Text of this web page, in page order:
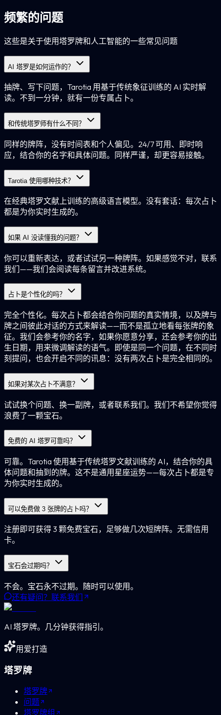
频繁的问题
这些是关于使用塔罗牌和人工智能的一些常见问题
AI 塔罗是如何运作的？
抽牌、写下问题，Tarotia 用基于传统象征训练的 AI 实时解
读。不到一分钟，就有一份专属占卜。
和传统塔罗师有什么不同？
同样的牌阵，没有时间表和个人偏见。24/7 可用、即时响
应，结合你的名字和具体问题。同样严谨，却更容易接触。
Tarotia 使用哪种技术？
在经典塔罗文献上训练的高级语言模型。没有套话：每次占卜
都是为你实时生成的。
如果 AI 没读懂我的问题？
你可以重新表达，或者试试另一种牌阵。如果感觉不对，联系
我们——我们会阅读每条留言并改进系统。
占卜是个性化的吗？
完全个性化。每次占卜都会结合你问题的真实情境，以及牌与
牌之间彼此对话的方式来解读——而不是孤立地看每张牌的象
征。我们会参考你的名字，如果你愿意分享，还会参考你的出
生日期，用来微调解读的语气。即使是同一个问题，在不同时
刻提问，也会开启不同的讯息：没有两次占卜是完全相同的。
如果对某次占卜不满意？
试试换个问题、换一副牌，或者联系我们。我们不希望你觉得
浪费了一颗宝石。
免费的 AI 塔罗可靠吗？
可靠。Tarotia 使用基于传统塔罗文献训练的 AI，结合你的具
体问题和抽到的牌。这不是通用星座运势——每次占卜都是专
为你实时生成的。
可以免费做 3 张牌的占卜吗？
注册即可获得 3 颗免费宝石，足够做几次短牌阵。无需信用
卡。
宝石会过期吗？
不会。宝石永不过期。随时可以使用。
还有疑问？联系我们
AI 塔罗牌。几分钟获得指引。
用爱打造
塔罗牌
塔罗牌
问题
塔罗牌组